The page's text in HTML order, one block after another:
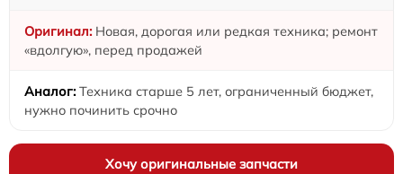
Новая, дорогая или редкая техника; ремонт
«вдолгую», перед продажей
Техника старше 5 лет, ограниченный бюджет,
нужно починить срочно
Хочу оригинальные запчасти